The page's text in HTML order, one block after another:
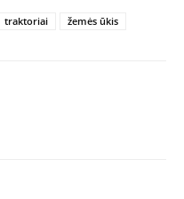
traktoriai žemės ūkis